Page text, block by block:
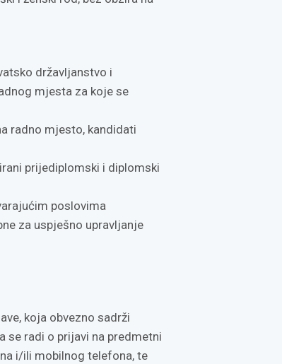
državljanstvo i
mjesta za koje se
radno mjesto, kandidati
prijediplomski i diplomski
poslovima
za uspješno upravljanje
koja obvezno sadrži
se radi o prijavi na predmetni
i/ili mobilnog telefona, te